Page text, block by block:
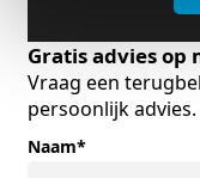
Gratis advies op
Vraag een
persoonlijk advies.
Naam*